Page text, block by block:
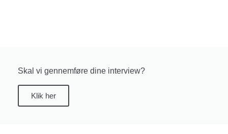
Skal vi gennemføre dine interview?
Klik her